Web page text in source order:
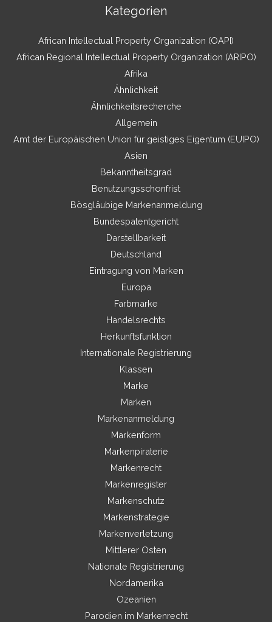
Kategorien
African Intellectual Property Organization (OAPI)
African Regional Intellectual Property Organization (ARIPO)
Afrika
Ähnlichkeit
Ähnlichkeitsrecherche
Allgemein
Amt der Europäischen Union für geistiges Eigentum (EUIPO)
Asien
Bekanntheitsgrad
Benutzungsschonfrist
Bösgläubige Markenanmeldung
Bundespatentgericht
Darstellbarkeit
Deutschland
Eintragung von Marken
Europa
Farbmarke
Handelsrechts
Herkunftsfunktion
Internationale Registrierung
Klassen
Marke
Marken
Markenanmeldung
Markenform
Markenpiraterie
Markenrecht
Markenregister
Markenschutz
Markenstrategie
Markenverletzung
Mittlerer Osten
Nationale Registrierung
Nordamerika
Ozeanien
Parodien im Markenrecht